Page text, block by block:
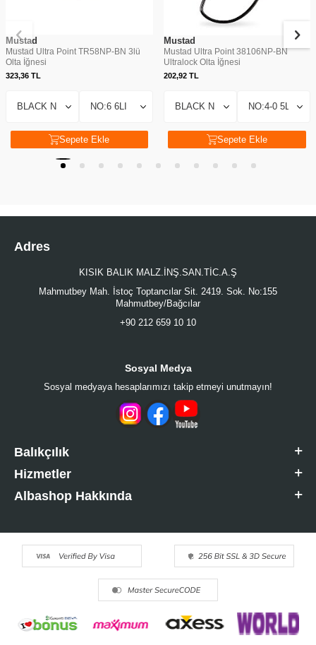
Mustad
Mustad Ultra Point TR58NP-BN 3lü
Olta İğnesi
323,36 TL
Sepete Ekle
Mustad
Mustad Ultra Point 38106NP-BN
Ultralock Olta İğnesi
202,92TL
Sepete Ekle
Adres
KISIK BALIK MALZ.İNŞ.SAN.TİC.A.Ş
Mahmutbey Mah. İstoç Toptancılar Sit. 2419. Sok. No:155
Mahmutbey/Bağcılar
+90 212 659 10 10
Sosyal Medya
Sosyal medyaya hesaplarımızı takip etmeyi unutmayın!
Balıkçılık
Hizmetler
Albashop Hakkında